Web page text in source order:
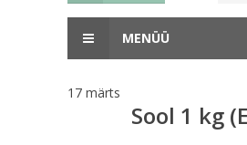
MENÜÜ
17 märts
Sool 1 kg